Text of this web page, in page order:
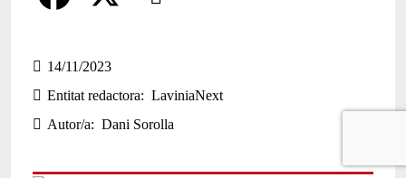
a
c
e
14/11/2023
Entitat redactora
LaviniaNext
Autor/a
Dani Sorolla